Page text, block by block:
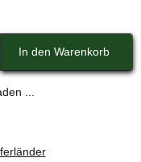
In den Warenkorb
...